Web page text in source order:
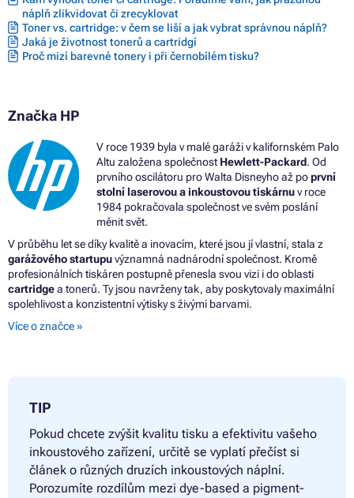
náplň zlikvidovat či zrecyklovat
Toner vs. cartridge: v čem se liší a jak vybrat správnou náplň?
Jaká je životnost tonerů a cartridgí
Proč mizí barevné tonery i při černobílém tisku?
Značka HP
V roce 1939 byla v malé garáži v kalifornském Palo
Altu založena společnostHewlett-Packard. Od
prvního oscilátoru pro Walta Disneyho až poprvní
stolní laserovou a inkoustovou tiskárnuv roce
1984 pokračovala společnost ve svém poslání
měnit svět.
V průběhu let se díky kvalitě a inovacím, které jsou jí vlastní, stala z
garážového startupuvýznamná nadnárodní společnost. Kromě
profesionálních tiskáren postupně přenesla svou vizi i do oblasti
cartridgea tonerů. Ty jsou navrženy tak, aby poskytovaly maximální
spolehlivost a konzistentní výtisky s živými barvami.
Více o značce »
TIP
Pokud chcete zvýšit kvalitu tisku a efektivitu vašeho
inkoustového zařízení, určitě se vyplatí přečíst si
článek o různých druzích inkoustových náplní.
Porozumíte rozdílům mezi dye-based a pigment-